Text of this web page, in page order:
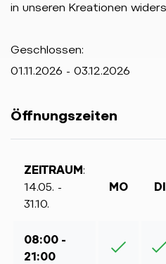
in unseren Kreationen
Geschlossen:
01.11.2026 - 03.12.2026
Öffnungszeiten
ZEITRAUM:
14.05. -
31.10.
MO DI
08:00 -
21:00